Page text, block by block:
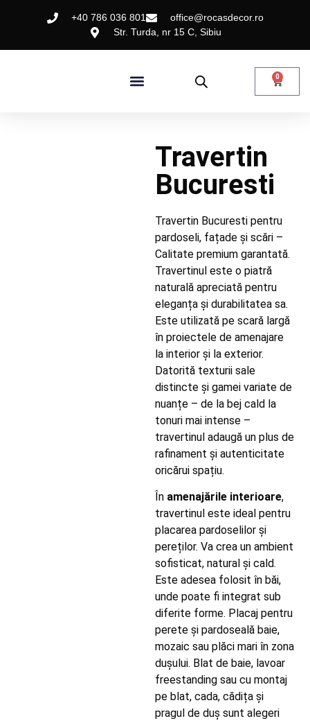
+40 786 036 801
office@rocasdecor.ro
Str. Turda, nr 15 C, Sibiu
0
Travertin
Bucuresti
Travertin Bucuresti pentru
pardoseli, fațade și scări –
Calitate premium garantată.
Travertinul este o piatră
naturală apreciată pentru
eleganța și durabilitatea sa.
Este utilizată pe scară largă
în proiectele de amenajare
la interior și la exterior.
Datorită texturii sale
distincte și gamei variate de
nuanțe – de la bej cald la
tonuri mai intense –
travertinul adaugă un plus de
rafinament și autenticitate
oricărui spațiu.
În amenajările interioare,
travertinul este ideal pentru
placarea pardoselilor și
pereților. Va crea un ambient
sofisticat, natural și cald.
Este adesea folosit în băi,
unde poate fi integrat sub
diferite forme. Placaj pentru
perete și pardoseală baie,
mozaic sau plăci mari în zona
dușului. Blat de baie, lavoar
freestanding sau cu montaj
pe blat, cada, cădița și
pragul de duș sunt alegeri